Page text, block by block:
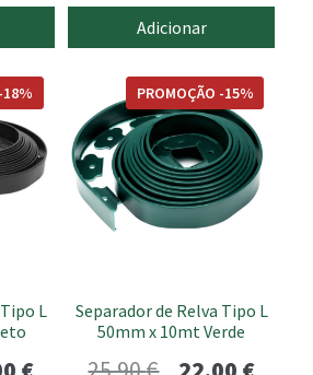
preço
atual
22.00 €.
preço
original
era:
25.90 €.
preço
atual
Adicionar
L
18%
O
Separador de Relva Tipo L
50mm x 10mt Verde
PROMOÇÃO -15%
O